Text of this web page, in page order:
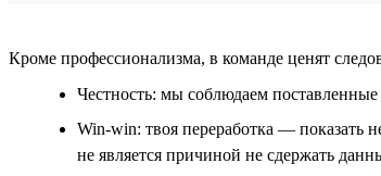
Кроме профессионализма, в команде ценят
Честность: мы соблюдаем поставленные
Win-win: твоя переработка — показать
не является причиной не сдержать